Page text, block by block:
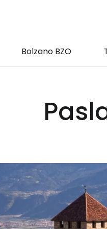
Bolzano BZO